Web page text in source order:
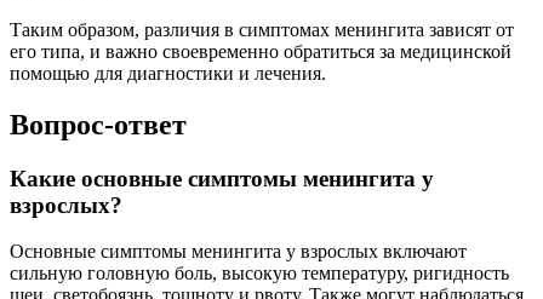
Таким образом, различия в симптомах менингита зависят от
его типа, и важно своевременно обратиться за медицинской
помощью для диагностики и лечения.
Вопрос-ответ
Какие основные симптомы менингита у
взрослых?
Основные симптомы менингита у взрослых включают
сильную головную боль, высокую температуру, ригидность